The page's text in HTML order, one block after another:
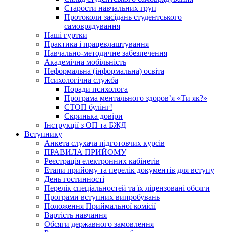
Старости навчальних груп
Протоколи засідань студентського
самоврядування
Наші гуртки
Практика і працевлаштування
Навчально-методичне забезпечення
Академічна мобільність
Неформальна (інформальна) освіта
Психологічна служба
Поради психолога
Програма ментального здоров’я «Ти як?»
СТОП булінг!
Скринька довіри
Інструкції з ОП та БЖД
Вступнику
Анкета слухача підготовчих курсів
ПРАВИЛА ПРИЙОМУ
Реєстрація електронних кабінетів
Етапи прийому та перелік документів для вступу
День гостинності
Перелік спеціальностей та їх ліцензовані обсяги
Програми вступних випробувань
Положення Приймальної комісії
Вартість навчання
Обсяги державного замовлення